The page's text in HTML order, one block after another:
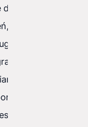
swoich
korzystać z
nasz kod,
i
Git. Mam
Ci odkryć
Twoją pracę